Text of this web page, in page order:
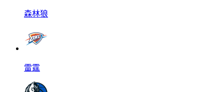
森林狼
雷霆